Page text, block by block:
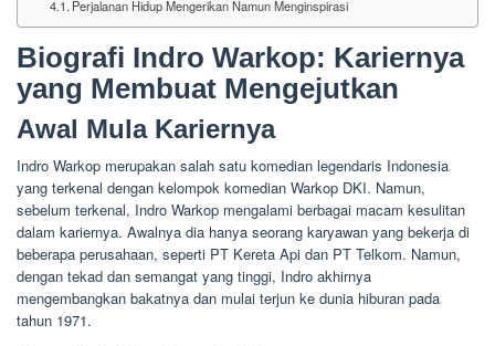
Perjalanan Hidup Mengerikan Namun Menginspirasi
Biografi Indro Warkop: Kariernya
yang Membuat Mengejutkan
Awal Mula Kariernya
Indro Warkop merupakan salah satu komedian legendaris Indonesia
yang terkenal dengan kelompok komedian Warkop DKI. Namun,
sebelum terkenal, Indro Warkop mengalami berbagai macam kesulitan
dalam kariernya. Awalnya dia hanya seorang karyawan yang bekerja di
beberapa perusahaan, seperti PT Kereta Api dan PT Telkom. Namun,
dengan tekad dan semangat yang tinggi, Indro akhirnya
mengembangkan bakatnya dan mulai terjun ke dunia hiburan pada
tahun 1971.